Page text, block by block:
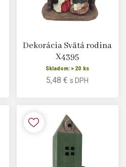
Dekorácia Svätá rodina
X4395
Skladom: > 20 ks
5,48 €s DPH